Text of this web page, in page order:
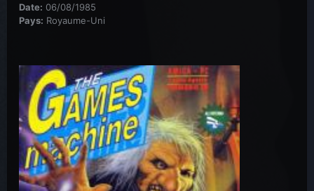
Date: 06/08/1985
Pays: Royaume-Uni